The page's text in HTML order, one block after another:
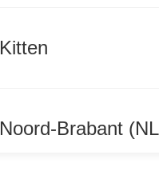
Kitten
Noord-Brabant